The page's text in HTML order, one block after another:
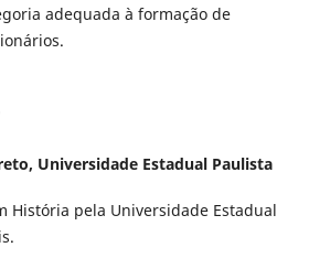
adequada à formação de
Universidade Estadual Paulista
História pela Universidade Estadual